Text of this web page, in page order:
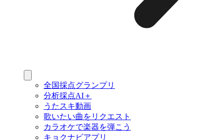
全国採点グランプリ
分析採点AI＋
うたスキ動画
歌いたい曲をリクエスト
カラオケで楽器を弾こう
キョクナビアプリ